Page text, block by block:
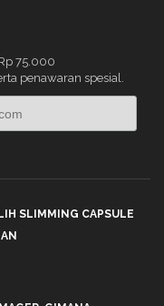
75.000
penawaran spesial.
SLIMMING CAPSULE